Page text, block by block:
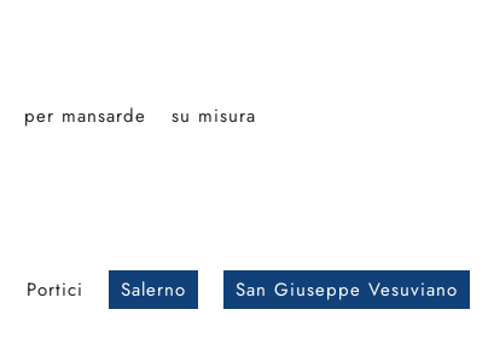
per mansarde su misura
Portici Salerno San Giuseppe Vesuviano